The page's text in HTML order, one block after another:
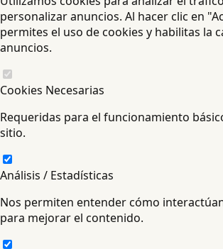
personalizar anuncios. Al hacer clic en
permites el uso de cookies y habilitas la
anuncios.
Cookies Necesarias
Requeridas para el funcionamiento
sitio.
Análisis / Estadísticas
Nos permiten entender cómo
para mejorar el contenido.